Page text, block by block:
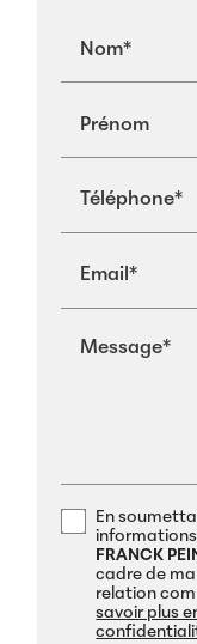
Nom*
Prénom
Téléphone*
Email*
Message*
En
FRANCK
cadre de
relation
savoir plus